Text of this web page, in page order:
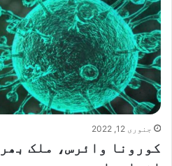
جنوری 12, 2022